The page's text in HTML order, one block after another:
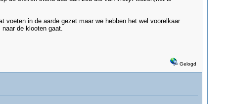
in de aarde gezet maar we hebben het wel voorelkaar
de klooten gaat.
Gelogd